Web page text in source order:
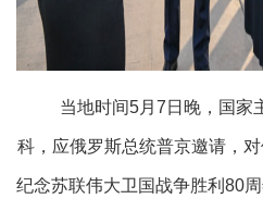
当地时间5月7日晚，国家
科，应俄罗斯总统普京邀请，
纪念苏联伟大卫国战争胜利80